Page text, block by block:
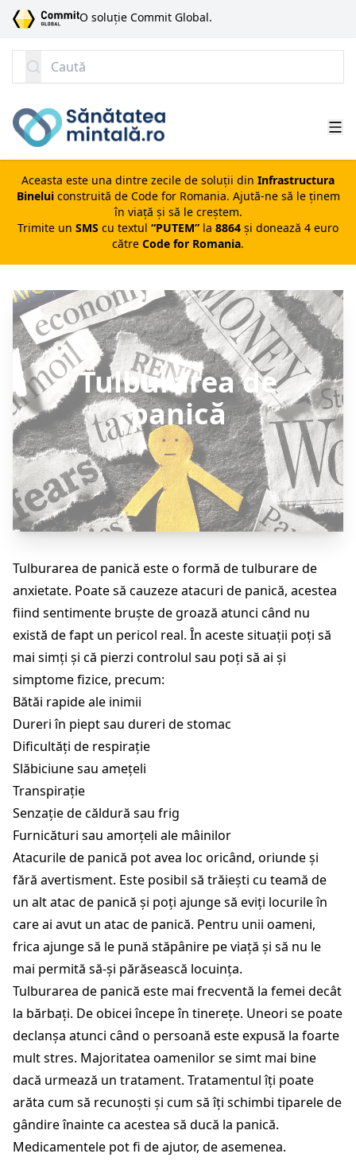
SARI LA CONȚINUT
O soluție Commit Global.
Caută
Aceasta este una dintre zecile de soluții din Infrastructura
Bineluiconstruită de Code for Romania. Ajută-ne să le ținem
în viață și să le creștem.
Trimite un SMS cu textul “PUTEM” la 8864 și donează 4 euro
către Code for Romania.
Tulburarea de
panică
Tulburarea de panică este o formă de tulburare de
anxietate. Poate să cauzeze atacuri de panică, acestea
fiind sentimente bruște de groază atunci când nu
există de fapt un pericol real. În aceste situații poți să
mai simți și că pierzi controlul sau poți să ai și
simptome fizice, precum:
Bătăi rapide ale inimii
Dureri în piept sau dureri de stomac
Dificultăți de respirație
Slăbiciune sau amețeli
Transpirație
Senzație de căldură sau frig
Furnicături sau amorțeli ale mâinilor
Atacurile de panică pot avea loc oricând, oriunde și
fără avertisment. Este posibil să trăiești cu teamă de
un alt atac de panică și poți ajunge să eviți locurile în
care ai avut un atac de panică. Pentru unii oameni,
frica ajunge să le pună stăpânire pe viață și să nu le
mai permită să-și părăsească locuința.
Tulburarea de panică este mai frecventă la femei decât
la bărbați. De obicei începe în tinerețe. Uneori se poate
declanșa atunci când o persoană este expusă la foarte
mult stres. Majoritatea oamenilor se simt mai bine
dacă urmează un tratament. Tratamentul îți poate
arăta cum să recunoști și cum să îți schimbi tiparele de
gândire înainte ca acestea să ducă la panică.
Medicamentele pot fi de ajutor, de asemenea.